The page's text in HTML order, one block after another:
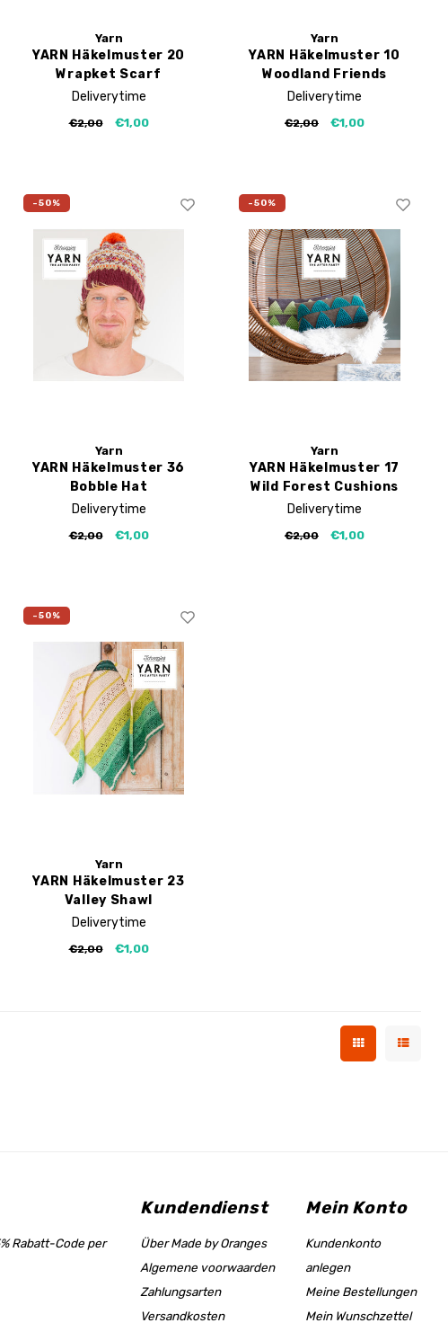
Yarn
YARN Häkelmuster 20
Wrapket Scarf
Deliverytime
€2,00 €1,00
Yarn
YARN Häkelmuster 10
Woodland Friends
Bunny
Deliverytime
€2,00 €1,00
-50%
Yarn
YARN Häkelmuster 36
Bobble Hat
Deliverytime
€2,00 €1,00
-50%
Yarn
YARN Häkelmuster 17
Wild Forest Cushions
Deliverytime
€2,00 €1,00
-50%
Yarn
YARN Häkelmuster 23
Valley Shawl
Deliverytime
€2,00 €1,00
Rabatt-Code per
Kundendienst
Über Made by Oranges
Algemene voorwaarden
Zahlungsarten
Versandkosten
Mein Konto
Kundenkonto
anlegen
Meine Bestellungen
Mein Wunschzettel